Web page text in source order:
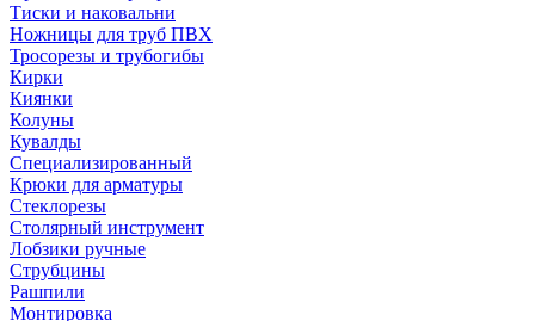
Тиски и наковальни
Ножницы для труб ПВХ
Тросорезы и трубогибы
Кирки
Киянки
Колуны
Кувалды
Специализированный
Крюки для арматуры
Стеклорезы
Столярный инструмент
Лобзики ручные
Струбцины
Рашпили
Монтировка